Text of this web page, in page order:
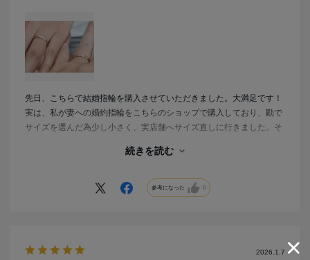
​先日、こちらで結婚指輪を購入させていただきました。大満足です！
​実は、私が妻への婚約指輪をこちらのショップで購入しており、勘で
サイズを選んだ為少し小さく、実店舗へサイズ直しに行きました。そ
「結婚指輪も絶対にこのお店で買おう」と最初から決めていました。
割引サービスを利用できました。結婚式や新居の準備で何かと物入り
な時期だったので、この割引は本当にありがたく、とても助かりまし
に合うと思い私が強く勧めたのですが、実際に着けてみると想像以上
続きを読む
参考になった 0
2026.1.7